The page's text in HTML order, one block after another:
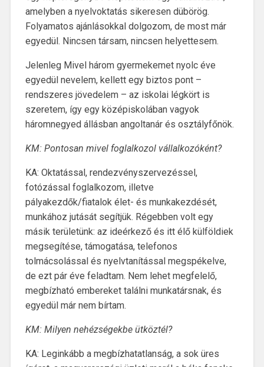
amelyben a nyelvoktatás sikeresen dübörög.
Folyamatos ajánlásokkal dolgozom, de most már
egyedül. Nincsen társam, nincsen helyettesem.
Jelenleg Mivel három gyermekemet nyolc éve
egyedül nevelem, kellett egy biztos pont –
rendszeres jövedelem – az iskolai légkört is
szeretem, így egy középiskolában vagyok
háromnegyed állásban angoltanár és osztályfőnök.
KM: Pontosan mivel foglalkozol vállalkozóként?
KA: Oktatással, rendezvényszervezéssel,
fotózással foglalkozom, illetve
pályakezdők/fiatalok élet- és munkakezdését,
munkához jutását segítjük. Régebben volt egy
másik területünk: az ideérkező és itt élő külföldiek
megsegítése, támogatása, telefonos
tolmácsolással és nyelvtanítással megspékelve,
de ezt pár éve feladtam. Nem lehet megfelelő,
megbízható embereket találni munkatársnak, és
egyedül már nem bírtam.
KM: Milyen nehézségekbe ütköztél?
KA: Leginkább a megbízhatatlanság, a sok üres